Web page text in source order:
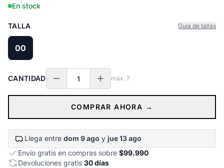
En stock
TALLA Guía de tallas
00
CANTIDAD máx. 7
COMPRAR AHORA →
Llega entre dom 9 ago y jue 13 ago
Envío gratis en compras sobre $99.990
Devoluciones gratis 30 días